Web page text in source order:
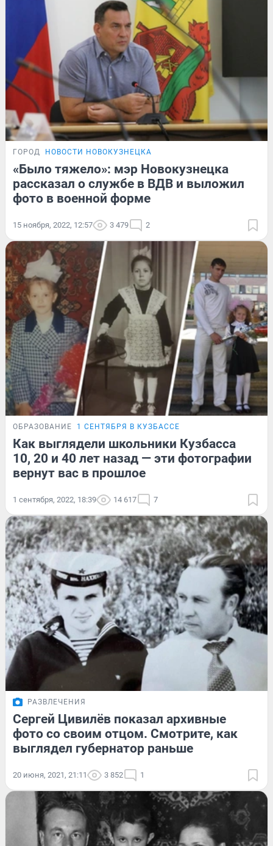
ГОРОД НОВОСТИ НОВОКУЗНЕЦКА
«Было тяжело»: мэр Новокузнецка
рассказал о службе в ВДВ и выложил
фото в военной форме
15 ноября, 2022, 12:57 3 479 2
ОБРАЗОВАНИЕ 1 СЕНТЯБРЯ В КУЗБАССЕ
Как выглядели школьники Кузбасса
10, 20 и 40 лет назад — эти фотографии
вернут вас в прошлое
1 сентября, 2022, 18:39 14 617 7
РАЗВЛЕЧЕНИЯ
Сергей Цивилёв показал архивные
фото со своим отцом. Смотрите, как
выглядел губернатор раньше
20 июня, 2021, 21:11 3 852 1